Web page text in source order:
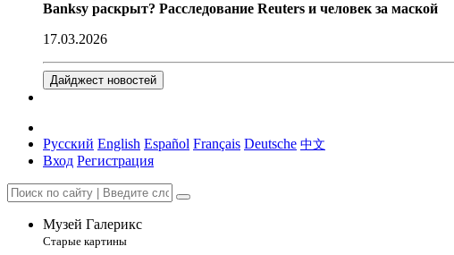
Banksy раскрыт? Расследование Reuters и человек за маской
17.03.2026
Дайджест новостей
Русский English Español Français Deutsche 中文
Вход Регистрация
Музей Галерикс
Старые картины